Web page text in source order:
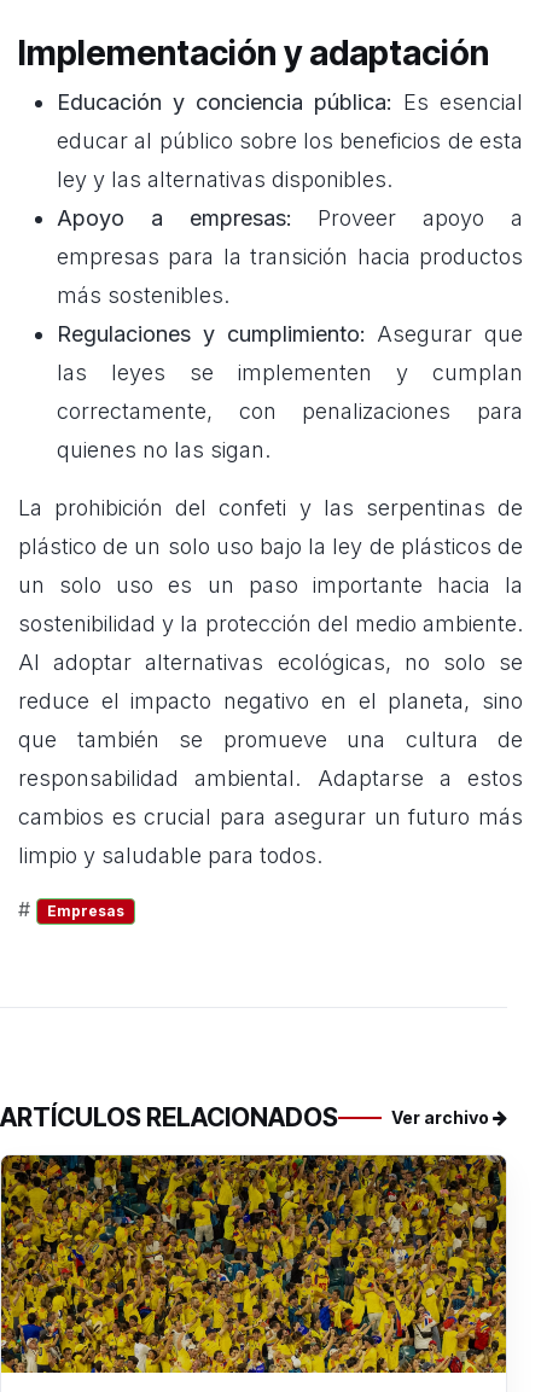
Implementación y adaptación
Educación y conciencia pública: Es esencial
educar al público sobre los beneficios de esta
ley y las alternativas disponibles.
Apoyo a empresas: Proveer apoyo a
empresas para la transición hacia productos
más sostenibles.
Regulaciones y cumplimiento: Asegurar que
las leyes se implementen y cumplan
correctamente, con penalizaciones para
quienes no las sigan.
La prohibición del confeti y las serpentinas de
plástico de un solo uso bajo la ley de plásticos de
un solo uso es un paso importante hacia la
sostenibilidad y la protección del medio ambiente.
Al adoptar alternativas ecológicas, no solo se
reduce el impacto negativo en el planeta, sino
que también se promueve una cultura de
responsabilidad ambiental. Adaptarse a estos
cambios es crucial para asegurar un futuro más
limpio y saludable para todos.
# Empresas
ARTÍCULOS RELACIONADOS Ver archivo